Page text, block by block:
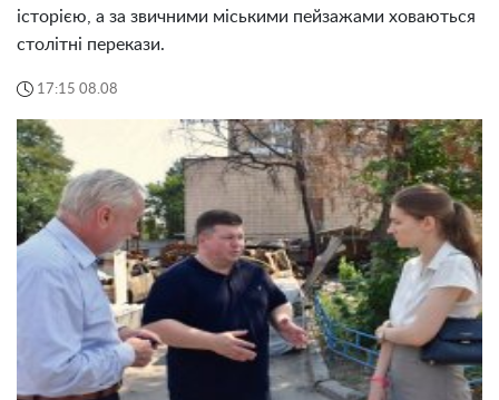
історією, а за звичними міськими пейзажами ховаються
столітні перекази.
17:15 08.08